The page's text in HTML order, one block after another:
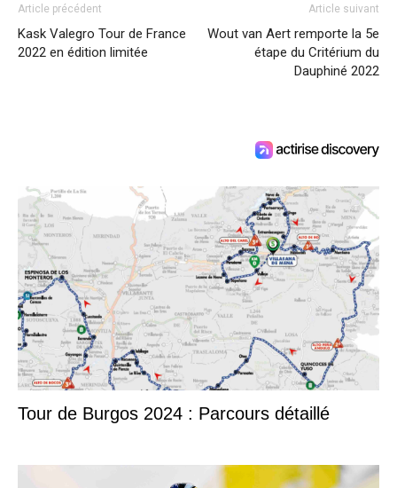
Article précédent
Kask Valegro Tour de France
2022 en édition limitée
Article suivant
Wout van Aert remporte la 5e
étape du Critérium du
Dauphiné 2022
Tour de Burgos 2024 : Parcours détaillé